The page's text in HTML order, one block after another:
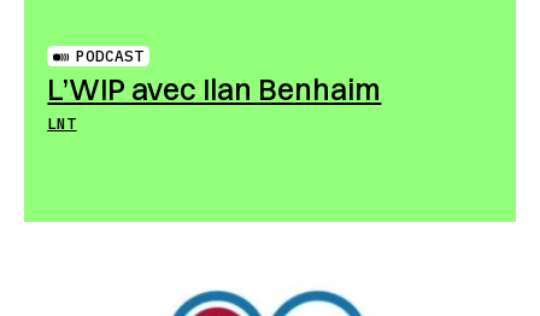
PODCAST
L’WIP avec Ilan Benhaim
LNT